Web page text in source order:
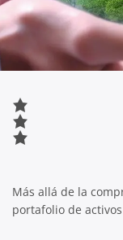
Más allá de la
portafolio de